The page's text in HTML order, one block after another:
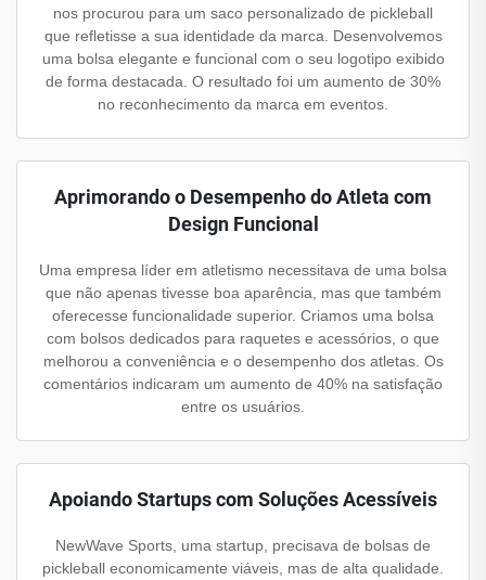
nos procurou para um saco personalizado de pickleball
que refletisse a sua identidade da marca. Desenvolvemos
uma bolsa elegante e funcional com o seu logotipo exibido
de forma destacada. O resultado foi um aumento de 30%
no reconhecimento da marca em eventos.
Aprimorando o Desempenho do Atleta com
Design Funcional
Uma empresa líder em atletismo necessitava de uma bolsa
que não apenas tivesse boa aparência, mas que também
oferecesse funcionalidade superior. Criamos uma bolsa
com bolsos dedicados para raquetes e acessórios, o que
melhorou a conveniência e o desempenho dos atletas. Os
comentários indicaram um aumento de 40% na satisfação
entre os usuários.
Apoiando Startups com Soluções Acessíveis
NewWave Sports, uma startup, precisava de bolsas de
pickleball economicamente viáveis, mas de alta qualidade.